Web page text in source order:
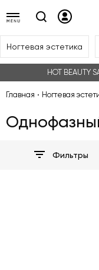
Ногтевая эстетика
HOT BEAUTY
Главная Ногтевая
Фильтры